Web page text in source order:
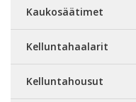
Kaukosäätimet
Kelluntahaalarit
Kelluntahousut